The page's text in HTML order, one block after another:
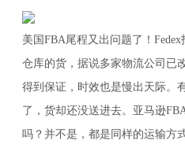
美国FBA尾程又出问题了！
仓库的货，据说多家物流公司已
得到保证，时效也是慢出天际。
了，货却还没送进去。亚马逊
吗？并不是，都是同样的运输方